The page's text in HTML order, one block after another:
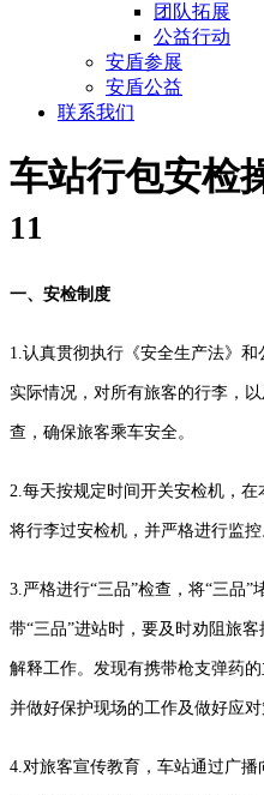
团队拓展
公益行动
安盾参展
安盾公益
联系我们
车站行包安检
11
一、安检制度
1.认真贯彻执行《安全生产法》
实际情况，对所有旅客的行李，
查，确保旅客乘车安全。
2.每天按规定时间开关安检机，
将行李过安检机，并严格进行监控
3.严格进行“三品”检查，将“三品
带“三品”进站时，要及时劝阻旅
解释工作。发现有携带枪支弹药
并做好保护现场的工作及做好应对
4.对旅客宣传教育，车站通过广